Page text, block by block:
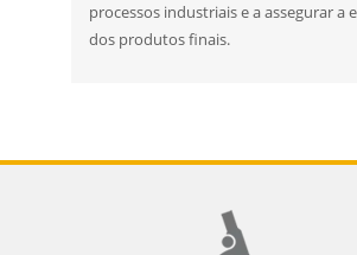
processos industriais e a assegurar a
dos produtos finais.